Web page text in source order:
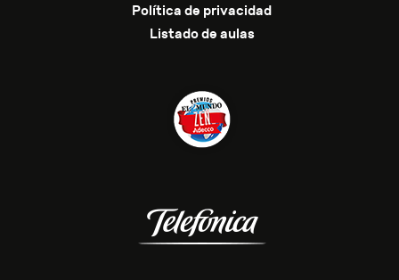
Política de privacidad
Listado de aulas